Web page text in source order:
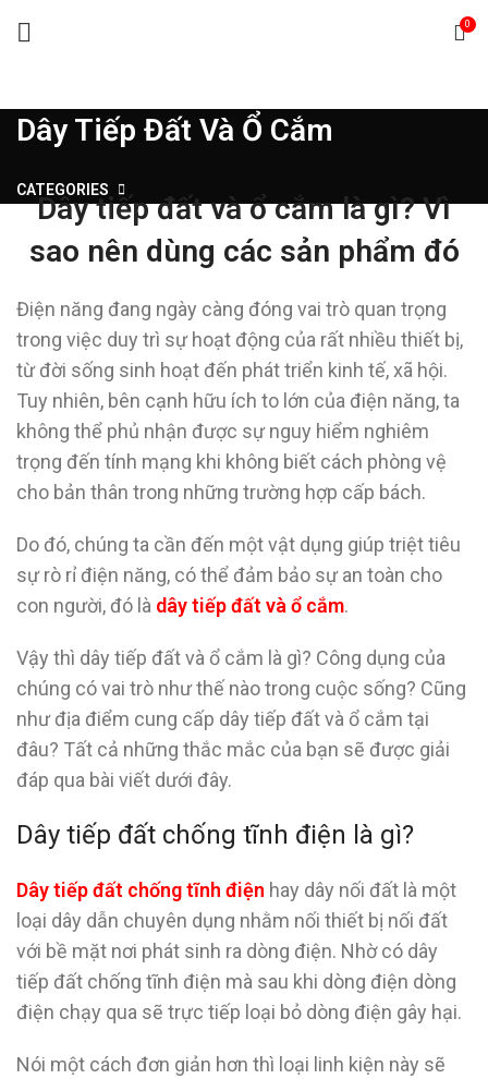
0
Dây Tiếp Đất Và Ổ Cắm
CATEGORIES
Dây tiếp đất và ổ cắm là gì? Vì
sao nên dùng các sản phẩm đó
Điện năng đang ngày càng đóng vai trò quan trọng
trong việc duy trì sự hoạt động của rất nhiều thiết bị,
từ đời sống sinh hoạt đến phát triển kinh tế, xã hội.
Tuy nhiên, bên cạnh hữu ích to lớn của điện năng, ta
không thể phủ nhận được sự nguy hiểm nghiêm
trọng đến tính mạng khi không biết cách phòng vệ
cho bản thân trong những trường hợp cấp bách.
Do đó, chúng ta cần đến một vật dụng giúp triệt tiêu
sự rò rỉ điện năng, có thể đảm bảo sự an toàn cho
con người, đó là dây tiếp đất và ổ cắm.
Vậy thì dây tiếp đất và ổ cắm là gì? Công dụng của
chúng có vai trò như thế nào trong cuộc sống? Cũng
như địa điểm cung cấp dây tiếp đất và ổ cắm tại
đâu? Tất cả những thắc mắc của bạn sẽ được giải
đáp qua bài viết dưới đây.
Dây tiếp đất chống tĩnh điện là gì?
Dây tiếp đất chống tĩnh điện hay dây nối đất là một
loại dây dẫn chuyên dụng nhằm nối thiết bị nối đất
với bề mặt nơi phát sinh ra dòng điện. Nhờ có dây
tiếp đất chống tĩnh điện mà sau khi dòng điện dòng
điện chạy qua sẽ trực tiếp loại bỏ dòng điện gây hại.
Nói một cách đơn giản hơn thì loại linh kiện này sẽ